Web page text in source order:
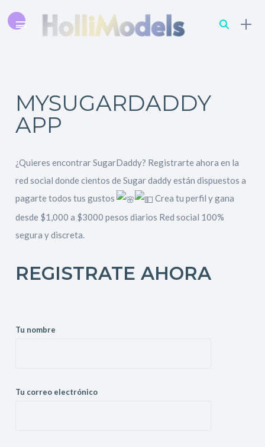
MYSUGARDADDY
APP
¿Quieres encontrar SugarDaddy? Registrarte ahora en la
red social donde cientos de Sugar daddy están dispuestos a
pagarte todos tus gustos
Crea tu perfil y gana
desde $1,000 a $3000 pesos diarios Red social 100%
segura y discreta.
REGISTRATE AHORA
Tu nombre
Tu correo electrónico